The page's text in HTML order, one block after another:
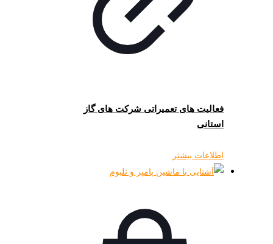
فعالیت های تعمیراتی شرکت های گاز
استانی
اطلاعات بیشتر